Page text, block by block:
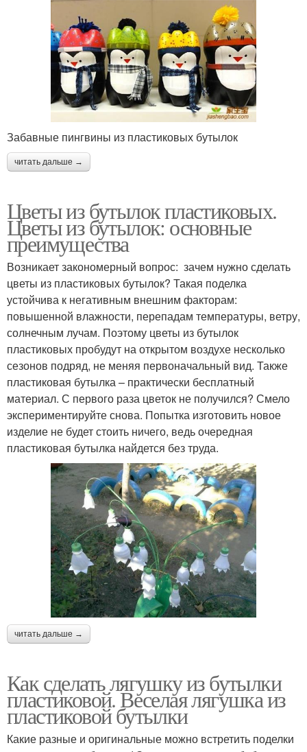
Забавные пингвины из пластиковых бутылок
читать дальше →
Цветы из бутылок пластиковых.
Цветы из бутылок: основные
преимущества
Возникает закономерный вопрос: зачем нужно сделать
цветы из пластиковых бутылок? Такая поделка
устойчива к негативным внешним факторам:
повышенной влажности, перепадам температуры, ветру,
солнечным лучам. Поэтому цветы из бутылок
пластиковых пробудут на открытом воздухе несколько
сезонов подряд, не меняя первоначальный вид. Также
пластиковая бутылка – практически бесплатный
материал. С первого раза цветок не получился? Смело
экспериментируйте снова. Попытка изготовить новое
изделие не будет стоить ничего, ведь очередная
пластиковая бутылка найдется без труда.
читать дальше →
Как сделать лягушку из бутылки
пластиковой. Веселая лягушка из
пластиковой бутылки
Какие разные и оригинальные можно встретить поделки